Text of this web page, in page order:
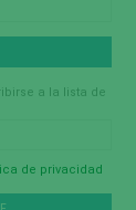
a la lista de
de privacidad